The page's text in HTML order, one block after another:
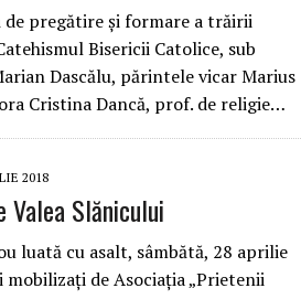
pregătire și formare a trăirii
Bisericii Catolice, sub
Dascălu, părintele vicar Marius
Cristina Dancă, prof. de religie…
2018
Valea Slănicului
luată cu asalt, sâmbătă, 28 aprilie
de Asociația „Prietenii